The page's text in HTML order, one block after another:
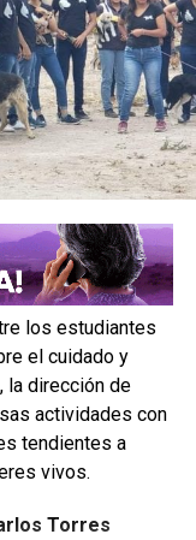
los estudiantes
el cuidado y
la dirección de
actividades con
tendientes a
vivos.
Torres